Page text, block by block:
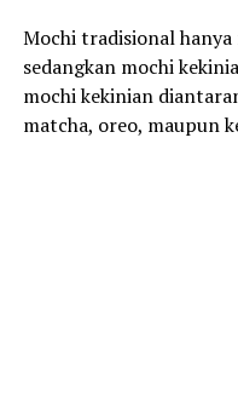
Mochi tradisional hanya
sedangkan mochi
mochi kekinian
matcha, oreo, maupun